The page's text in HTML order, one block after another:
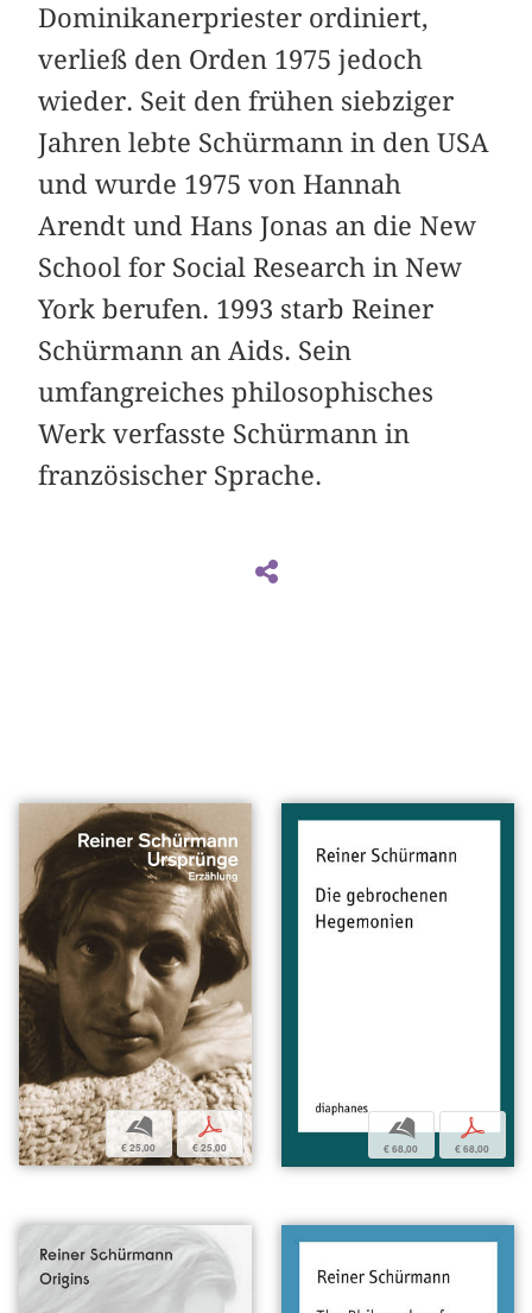
Dominikanerpriester ordiniert,
verließ den Orden 1975 jedoch
wieder. Seit den frühen siebziger
Jahren lebte Schürmann in den USA
und wurde 1975 von Hannah
Arendt und Hans Jonas an die New
School for Social Research in New
York berufen. 1993 starb Reiner
Schürmann an Aids. Sein
umfangreiches philosophisches
Werk verfasste Schürmann in
französischer Sprache.
b
€ 25,00
p
€ 25,00
b
€ 68,00
p
€ 68,00